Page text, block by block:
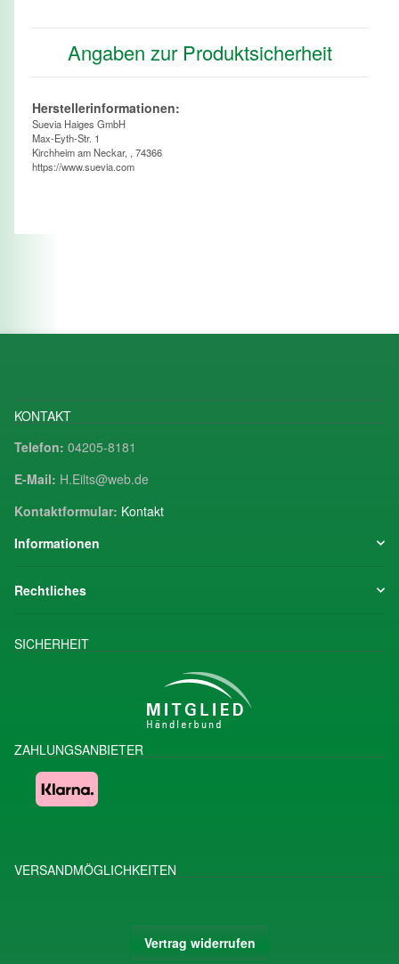
Angaben zur Produktsicherheit
Herstellerinformationen:
Suevia Haiges GmbH
Max-Eyth-Str. 1
Kirchheim am Neckar, , 74366
https://www.suevia.com
KONTAKT
Telefon: 04205-8181
E-Mail: H.Eilts@web.de
Kontaktformular: Kontakt
Informationen
Rechtliches
SICHERHEIT
ZAHLUNGSANBIETER
VERSANDMÖGLICHKEITEN
Vertrag widerrufen